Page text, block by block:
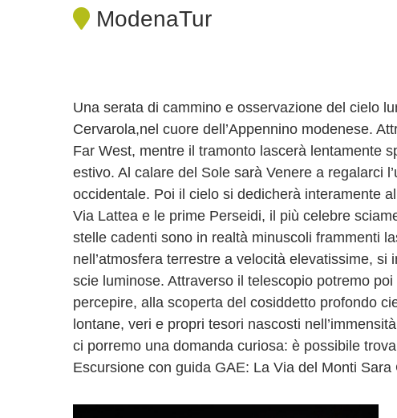
ModenaTur
Una serata di cammino e osservazione del cielo
Cervarola,nel cuore dell’Appennino modenese.
Far West, mentre il tramonto lascerà lentamente
estivo. Al calare del Sole sarà Venere a regalarci
occidentale. Poi il cielo si dedicherà interamente
Via Lattea e le prime Perseidi, il più celebre
stelle cadenti sono in realtà minuscoli frammenti
nell’atmosfera terrestre a velocità elevatissime,
scie luminose. Attraverso il telescopio potremo
percepire, alla scoperta del cosiddetto profondo
lontane, veri e propri tesori nascosti
ci porremo una domanda curiosa: è possibile
Escursione con guida GAE: La Via del Monti